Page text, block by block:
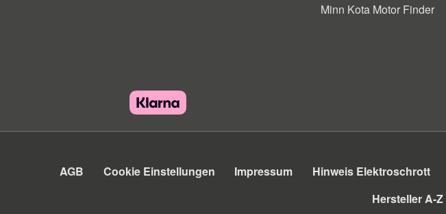
Minn Kota Motor Finder
AGB Cookie Einstellungen Impressum Hinweis Elektroschrott
Hersteller A-Z